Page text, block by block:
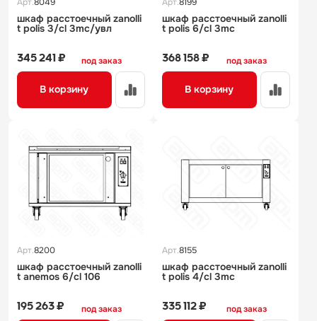
Арт.8049
шкаф расстоечный zanolli
t polis 3/cl 3mc/увл
под заказ
345 241 ₽
В корзину
Арт.8199
шкаф расстоечный zanolli
t polis 6/cl 3mc
под заказ
368 158 ₽
В корзину
Арт.8200
шкаф расстоечный zanolli
t аnemos 6/cl 106
под заказ
195 263 ₽
Арт.8155
шкаф расстоечный zanolli
t polis 4/cl 3mc
под заказ
335 112 ₽